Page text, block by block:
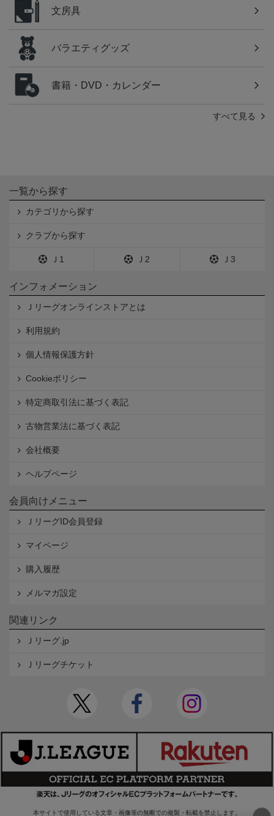
文房具
バラエティグッズ
書籍・DVD・カレンダー
すべて見る
一覧から探す
カテゴリから探す
クラブから探す
Ｊ1 Ｊ2 Ｊ3
インフォメーション
Ｊリーグオンラインストアとは
利用規約
個人情報保護方針
Cookieポリシー
特定商取引法に基づく表記
古物営業法に基づく表記
会社概要
ヘルプページ
会員向けメニュー
ＪリーグID会員登録
マイページ
購入履歴
メルマガ設定
関連リンク
Ｊリーグ.jp
Ｊリーグチケット
本サイトで使用している文章・画像等の無断での複製・転載を禁止します。